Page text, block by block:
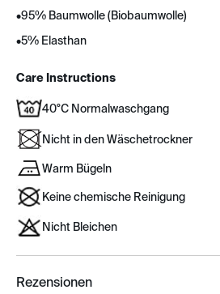
•95% Baumwolle (Biobaumwolle)
•5% Elasthan
Care Instructions
40°C Normalwaschgang
Nicht in den Wäschetrockner
Warm Bügeln
Keine chemische Reinigung
Nicht Bleichen
Rezensionen